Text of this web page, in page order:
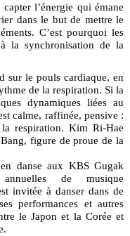
l’énergie qui émane
dans le but de mettre le
C’est pourquoi les
la synchronisation de la
sur le pouls cardiaque, en
de la respiration. Si la
dynamiques liées au
calme, raffinée, pensive :
respiration. Kim Ri-Hae
figure de proue de la
danse aux KBS Gugak
de musique
invitée à danser dans de
performances et autres
le Japon et la Corée et